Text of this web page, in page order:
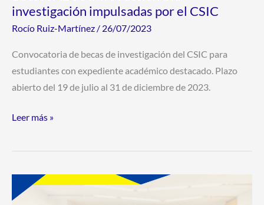
investigación impulsadas por el CSIC
Rocío Ruiz-Martínez / 26/07/2023
Convocatoria de becas de investigación del CSIC para
estudiantes con expediente académico destacado. Plazo
abierto del 19 de julio al 31 de diciembre de 2023.
Leer más »
Conferencia
Internacional